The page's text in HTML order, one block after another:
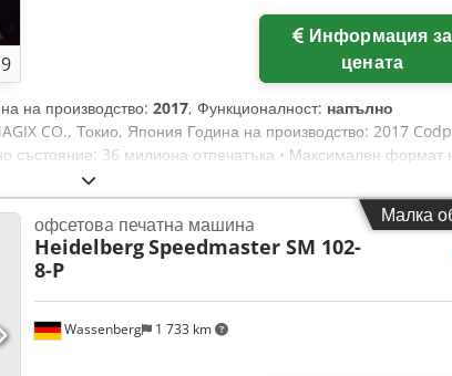
9
цената
на производство: 2017, Функционалност: напълно
CO., Токио, Япония Година на производство: 2017
състояние: 36 милиона отпечатъка • Максимален формат
скорост: 15 000 листа/час • Овлажняване: алкохолно -
за обръщане: 8+0 / 4+4 • Дистанционно
• Поставяне на плаки: автоматично - Ryobi semi - RPC •
цилиндри, офсетови гуми, офсетови плаки •
• система за предварително задаване на странично
и механичен детектор за двойни листа • Ryobi D matic •
за продажба: фирмата преустановява дейност
съобразено с годините, поддържан Не е в ежедневна
при уговорка.
Малка
Wassenberg 1 733 km
офсетовa печатнa машинa
HeidelbergSpeedmaster SM 102-
8-P